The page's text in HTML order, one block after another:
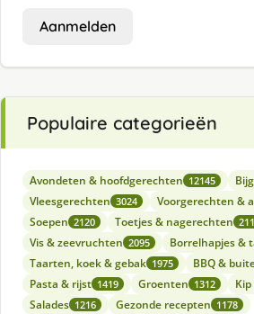
Aanmelden
Populaire categorieën
Avondeten & hoofdgerechten 12145
Vleesgerechten 3024 Voorgerechten &
Soepen 2120 Toetjes & nagerechten
Vis & zeevruchten 2095 Borrelhapjes &
Taarten, koek & gebak 1975 BBQ &
Pasta & rijst 1419 Groenten 1312
Salades 1216 Gezonde recepten 1178